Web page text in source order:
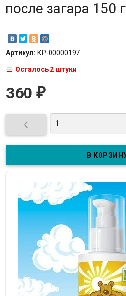
после загара 150 г
Артикул: КР-00000197
Осталось 2 штуки
360 ₽
